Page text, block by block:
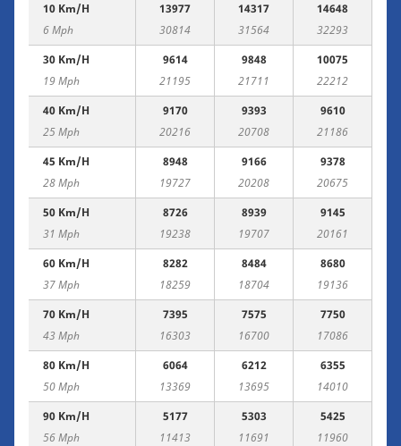
10 Km/h
6 Mph
13977
30814
14317
31564
14648
32293
30 Km/h
19 Mph
9614
21195
9848
21711
10075
22212
40 Km/h
25 Mph
9170
20216
9393
20708
9610
21186
45 Km/h
28 Mph
8948
19727
9166
20208
9378
20675
50 Km/h
31 Mph
8726
19238
8939
19707
9145
20161
60 Km/h
37 Mph
8282
18259
8484
18704
8680
19136
70 Km/h
43 Mph
7395
16303
7575
16700
7750
17086
80 Km/h
50 Mph
6064
13369
6212
13695
6355
14010
90 Km/h
56 Mph
5177
11413
5303
11691
5425
11960